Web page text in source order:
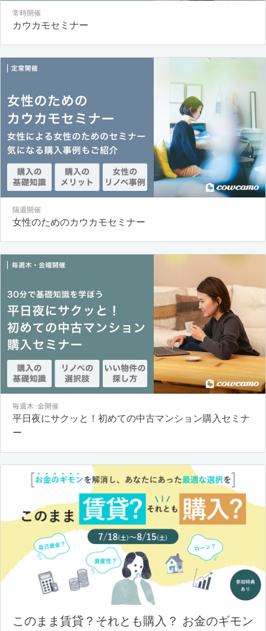
常時開催
カウカモセミナー
隔週開催
女性のためのカウカモセミナー
毎週木･金開催
平日夜にサクッと！初めての中古マンション購入セミナ
ー
このまま賃貸？それとも購入？ お金のギモン